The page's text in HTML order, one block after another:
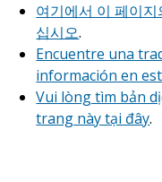
여기에서 이 페이
십시오.
Encuentre una
información en
Vui lòng tìm bản
trang này tại đây.